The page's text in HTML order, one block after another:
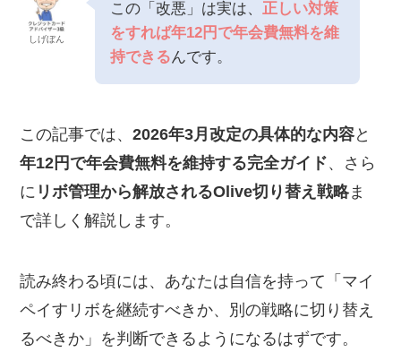
しげぼん
この「改悪」は実は、正しい対策
をすれば年12円で年会費無料を維
持できるんです。
この記事では、2026年3月改定の具体的な内容と
年12円で年会費無料を維持する完全ガイド、さら
に リボ管理から解放されるOlive切り替え戦略ま
で詳しく解説します。
読み終わる頃には、あなたは自信を持って「マイ
ペイすリボを継続すべきか、別の戦略に切り替え
るべきか」を判断できるようになるはずです。